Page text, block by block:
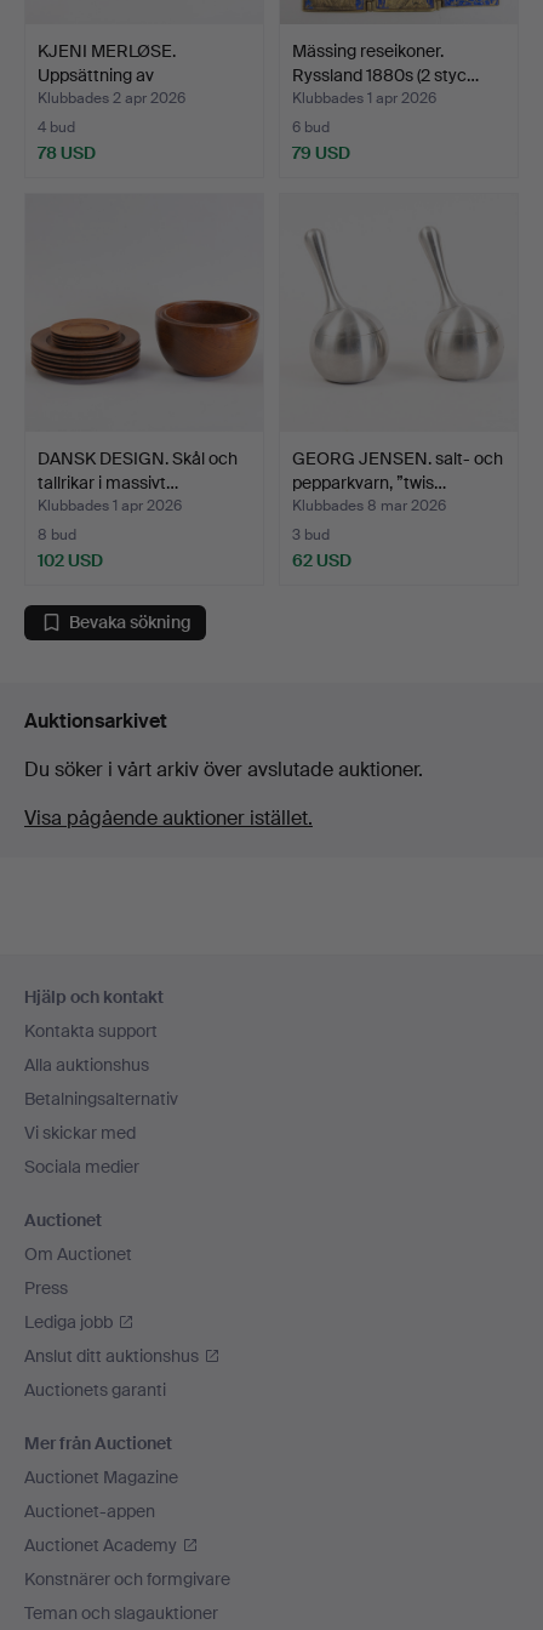
KJENI MERLØSE.
Uppsättning av
inredningsfa…
Klubbades 2 apr 2026
4 bud
78 USD
Mässing reseikoner.
Ryssland 1880s (2 styc…
Klubbades 1 apr 2026
6 bud
79 USD
DANSK DESIGN. Skål och
tallrikar i massivt…
Klubbades 1 apr 2026
8 bud
102 USD
GEORG JENSEN. salt- och
pepparkvarn, ”twis…
Klubbades 8 mar 2026
3 bud
62 USD
Bevaka sökning
Auktionsarkivet
Du söker i vårt arkiv över avslutade auktioner.
Visa pågående auktioner istället.
Hjälp och kontakt
Kontakta support
Alla auktionshus
Betalningsalternativ
Vi skickar med
Sociala medier
Auctionet
Om Auctionet
Press
Lediga jobb
Anslut ditt auktionshus
Auctionets garanti
Mer från Auctionet
Auctionet Magazine
Auctionet-appen
Auctionet Academy
Konstnärer och formgivare
Teman och slagauktioner